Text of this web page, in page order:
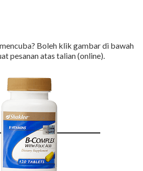
Boleh klik gambar di bawah
pesanan atas talian (online).